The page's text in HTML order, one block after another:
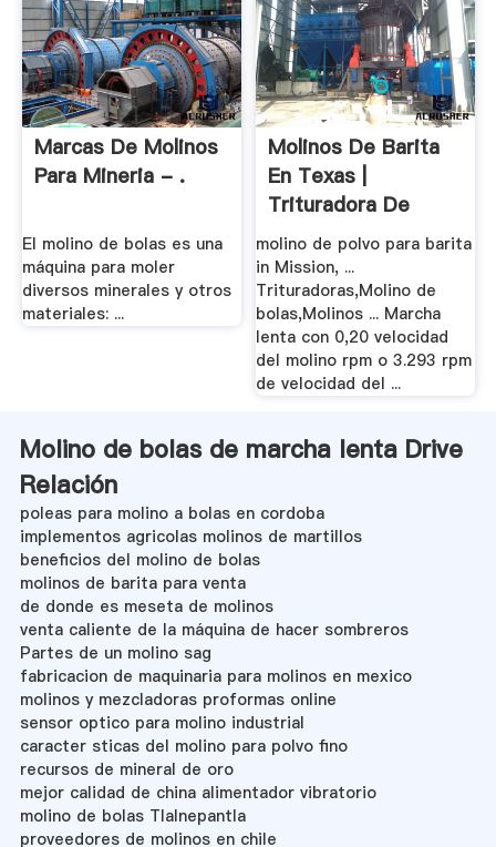
Marcas De Molinos
Para Mineria - .
El molino de bolas es una
máquina para moler
diversos minerales y otros
materiales: ...
Molinos De Barita
En Texas |
Trituradora De
Molinos
molino de polvo para barita
in Mission, ...
Trituradoras,Molino de
bolas,Molinos ... Marcha
lenta con 0,20 velocidad
del molino rpm o 3.293 rpm
de velocidad del ...
Molino de bolas de marcha lenta Drive
Relación
poleas para molino a bolas en cordoba
implementos agricolas molinos de martillos
beneficios del molino de bolas
molinos de barita para venta
de donde es meseta de molinos
venta caliente de la máquina de hacer sombreros
Partes de un molino sag
fabricacion de maquinaria para molinos en mexico
molinos y mezcladoras proformas online
sensor optico para molino industrial
caracter sticas del molino para polvo fino
recursos de mineral de oro
mejor calidad de china alimentador vibratorio
molino de bolas Tlalnepantla
proveedores de molinos en chile